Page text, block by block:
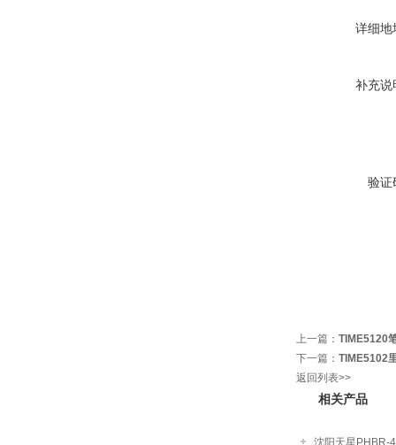
详细地
补充说
验证
上一篇： TIME5120
下一篇： TIME5102
返回列表>>
相关产品
沈阳天星PHBR-